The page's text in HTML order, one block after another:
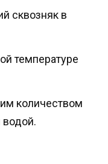
сквозняк в
температуре
количеством
водой.